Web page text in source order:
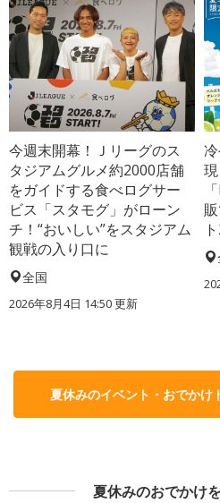
今週末開幕！Ｊリーグのス
タジアムグルメ約2000店舗
をガイドする食べログサー
ビス「スタモグ」がローン
チ！“おいしい”をスタジアム
観戦の入り口に
全国
2026年8月4日 14:50更新
夏休みのイベント・おでかけ
夏休みのおでかけ